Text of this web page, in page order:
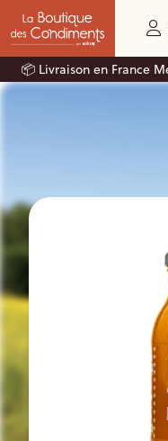
📦 Livraison en France